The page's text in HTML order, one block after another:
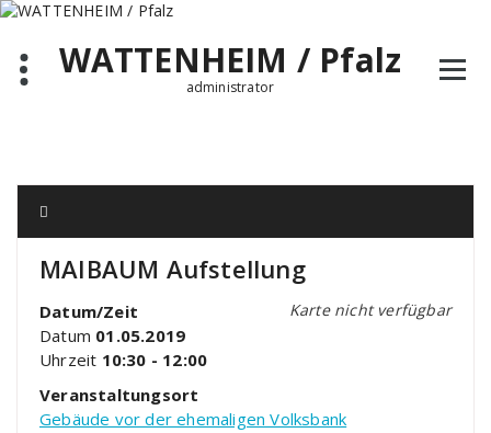
Zum
springenWATTENHEIM / Pfalz
administrator
MAIBAUM Aufstellung
Karte nicht verfügbar
Datum/Zeit
Datum 01.05.2019
Uhrzeit 10:30 - 12:00
Veranstaltungsort
Gebäude vor der ehemaligen Volksbank